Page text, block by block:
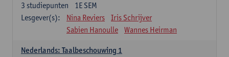
1E SEM
3 studiepunten
Lesgever(s):
Nina Reviers
Iris Schrijver
Sabien Hanoulle
Wannes Heirman
Nederlands: Taalbeschouwing 1